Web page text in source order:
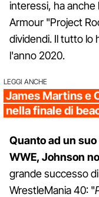
interessi, ha anche
Armour "Project
dividendi. Il tutto lo
l'anno 2020.
LEGGI ANCHE
James Martins e
nella finale di
Quanto ad un
WWE, Johnson
grande successo
WrestleMania 40: "